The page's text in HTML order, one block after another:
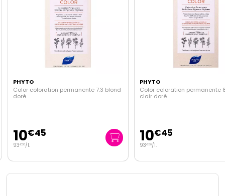
PHYTO
Color coloration permanente 7.3 blond
doré
10€45
93€30/l.
PHYTO
Color coloration permanente
clair doré
10€45
93€30/l.